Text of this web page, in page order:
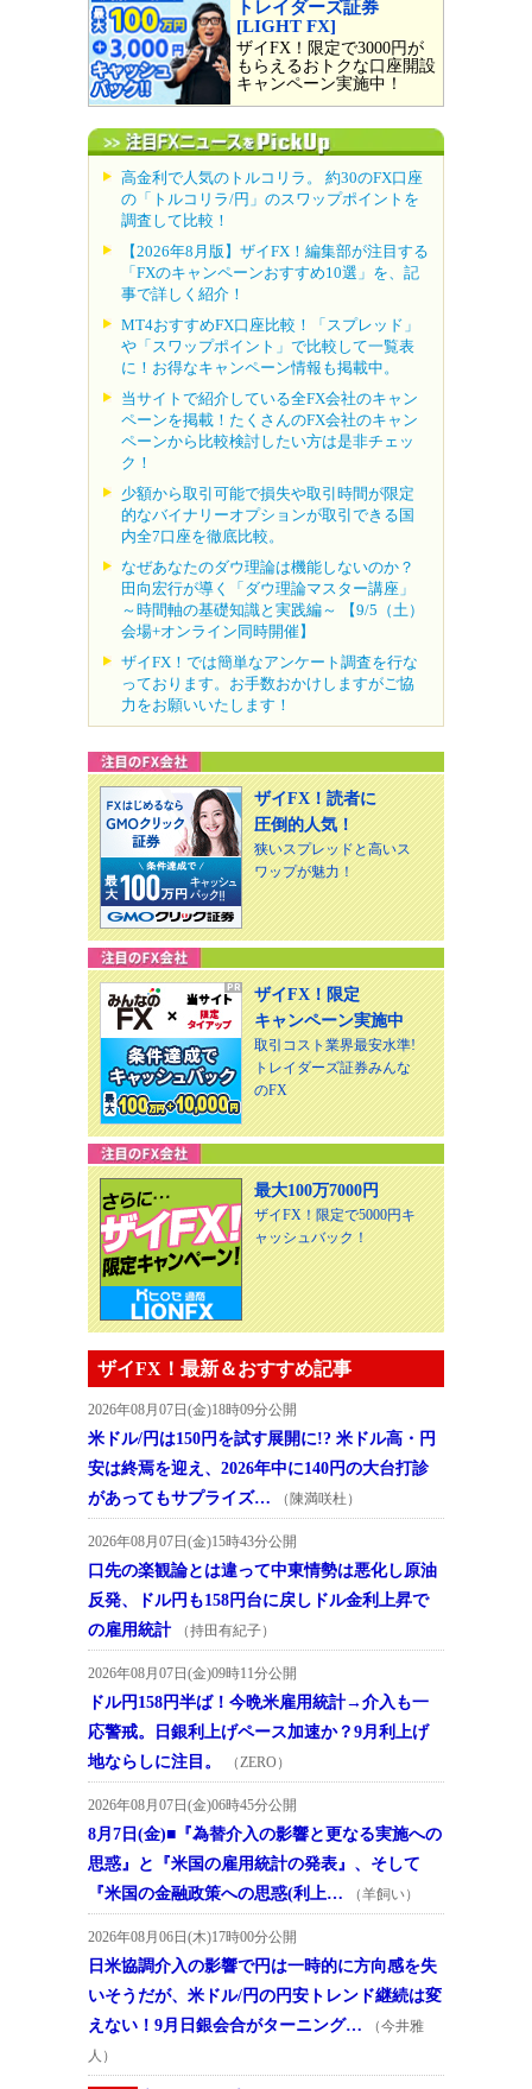
トレイダーズ証券
[LIGHT FX]
ザイFX！限定で3000円が
もらえるおトクな口座開設
キャンペーン実施中！
高金利で人気のトルコリラ。 約30のFX口座
の「トルコリラ/円」のスワップポイントを
調査して比較！
【2026年8月版】ザイFX！編集部が注目する
「FXのキャンペーンおすすめ10選」を、記
事で詳しく紹介！
MT4おすすめFX口座比較！「スプレッド」
や「スワップポイント」で比較して一覧表
に！お得なキャンペーン情報も掲載中。
当サイトで紹介している全FX会社のキャン
ペーンを掲載！たくさんのFX会社のキャン
ペーンから比較検討したい方は是非チェッ
ク！
少額から取引可能で損失や取引時間が限定
的なバイナリーオプションが取引できる国
内全7口座を徹底比較。
なぜあなたのダウ理論は機能しないのか？
田向宏行が導く「ダウ理論マスター講座」
～時間軸の基礎知識と実践編～ 【9/5（土）
会場+オンライン同時開催】
ザイFX！では簡単なアンケート調査を行な
っております。お手数おかけしますがご協
力をお願いいたします！
ザイFX！読者に
圧倒的人気！
狭いスプレッドと高いス
ワップが魅力！
ザイFX！限定
キャンペーン実施中
取引コスト業界最安水準!
トレイダーズ証券みんな
のFX
最大100万7000円
ザイFX！限定で5000円キ
ャッシュバック！
ザイFX！最新＆おすすめ記事
2026年08月07日(金)18時09分公開
米ドル/円は150円を試す展開に!? 米ドル高・円
安は終焉を迎え、2026年中に140円の大台打診
があってもサプライズ…
（陳満咲杜）
2026年08月07日(金)15時43分公開
口先の楽観論とは違って中東情勢は悪化し原油
反発、ドル円も158円台に戻しドル金利上昇で
の雇用統計
（持田有紀子）
2026年08月07日(金)09時11分公開
ドル円158円半ば！今晩米雇用統計→介入も一
応警戒。日銀利上げペース加速か？9月利上げ
地ならしに注目。
（ZERO）
2026年08月07日(金)06時45分公開
8月7日(金)■『為替介入の影響と更なる実施への
思惑』と『米国の雇用統計の発表』、そして
『米国の金融政策への思惑(利上…
（羊飼い）
2026年08月06日(木)17時00分公開
日米協調介入の影響で円は一時的に方向感を失
いそうだが、米ドル/円の円安トレンド継続は変
えない！9月日銀会合がターニング…
（今井雅
人）